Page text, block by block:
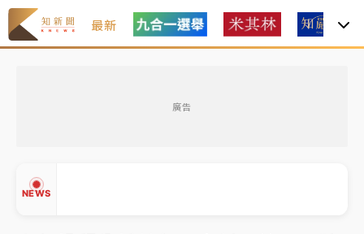
最新
廣告
NEWS
中颱白海豚環流掠北海！今明防劇烈降雨 東部高溫飆
38度